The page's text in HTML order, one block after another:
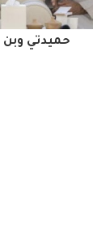
حميدتي وبن